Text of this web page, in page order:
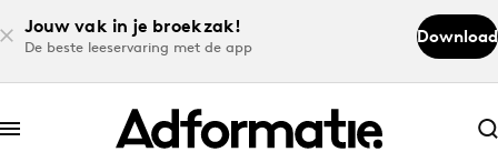
Jouw vak in je broekzak!
De beste leeservaring met de app
Download
Abonneer nu
Abonneer nu